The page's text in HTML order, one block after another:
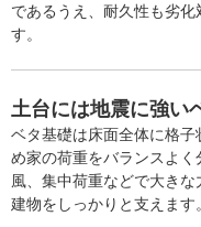
であるうえ、耐久性も劣
す。
土台には地震に強い
ベタ基礎は床面全体に格
め家の荷重をバランスよ
風、集中荷重などで大き
建物をしっかりと支えます。